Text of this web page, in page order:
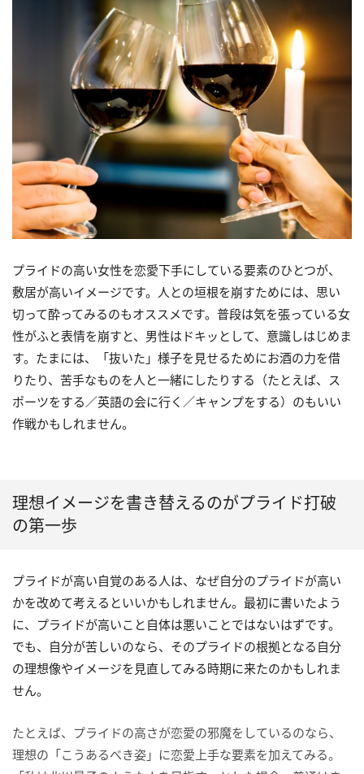
プライドの高い女性を恋愛下手にしている要素のひとつが、
敷居が高いイメージです。人との垣根を崩すためには、思い
切って酔ってみるのもオススメです。普段は気を張っている女
性がふと表情を崩すと、男性はドキッとして、意識しはじめま
す。たまには、「抜いた」様子を見せるためにお酒の力を借
りたり、苦手なものを人と一緒にしたりする（たとえば、ス
ポーツをする／英語の会に行く／キャンプをする）のもいい
作戦かもしれません。
理想イメージを書き替えるのがプライド打破
の第一歩
プライドが高い自覚のある人は、なぜ自分のプライドが高い
かを改めて考えるといいかもしれません。最初に書いたよう
に、プライドが高いこと自体は悪いことではないはずです。
でも、自分が苦しいのなら、そのプライドの根拠となる自分
の理想像やイメージを見直してみる時期に来たのかもしれま
せん。
たとえば、プライドの高さが恋愛の邪魔をしているのなら、
理想の「こうあるべき姿」に恋愛上手な要素を加えてみる。